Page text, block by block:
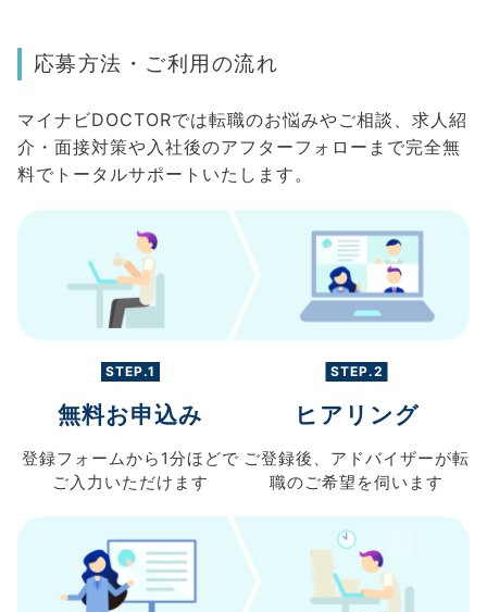
応募方法・ご利用の流れ
マイナビDOCTORでは転職のお悩みやご相談、求人紹
介・面接対策や入社後のアフターフォローまで完全無
料でトータルサポートいたします。
STEP.1
無料お申込み
登録フォームから 1分ほどで
ご入力 いただけます
STEP.2
ヒアリング
ご登録後、 アドバイザーが転
職のご希望を伺います